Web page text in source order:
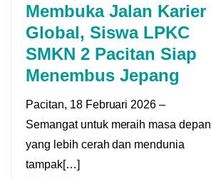
Membuka Jalan Karier
Global, Siswa LPKC
SMKN 2 Pacitan Siap
Menembus Jepang
Pacitan, 18 Februari 2026 –
Semangat untuk meraih masa depan
yang lebih cerah dan mendunia
tampak[…]